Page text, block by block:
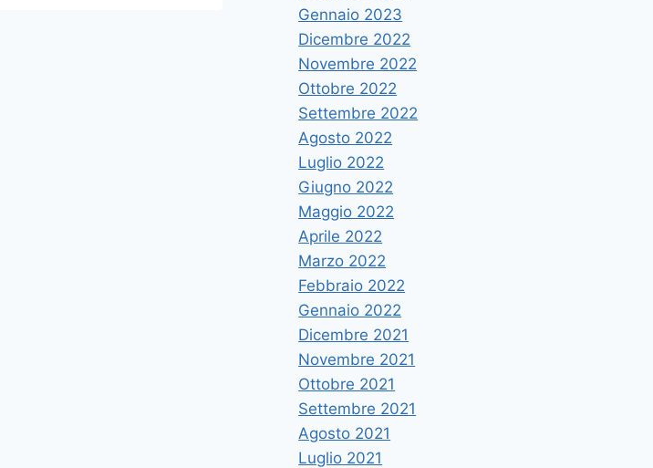
Gennaio 2023
Dicembre 2022
Novembre 2022
Ottobre 2022
Settembre 2022
Agosto 2022
Luglio 2022
Giugno 2022
Maggio 2022
Aprile 2022
Marzo 2022
Febbraio 2022
Gennaio 2022
Dicembre 2021
Novembre 2021
Ottobre 2021
Settembre 2021
Agosto 2021
Luglio 2021